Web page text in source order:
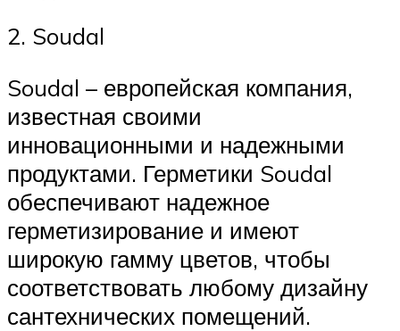
2. Soudal
Soudal – европейская компания,
известная своими
инновационными и надежными
продуктами. Герметики Soudal
обеспечивают надежное
герметизирование и имеют
широкую гамму цветов, чтобы
соответствовать любому дизайну
сантехнических помещений.